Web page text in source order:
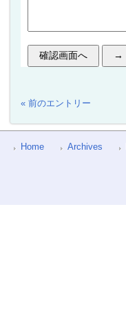
« 前のエントリー
Home Archives